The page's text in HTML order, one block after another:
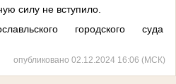
силу не вступило.
городского суда
опубликовано 02.12.2024 16:06 (МСК)